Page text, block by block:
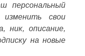
персональный
свои
ник, описание,
на новые